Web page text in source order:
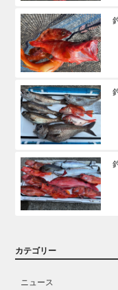
カテゴリー
ニュース